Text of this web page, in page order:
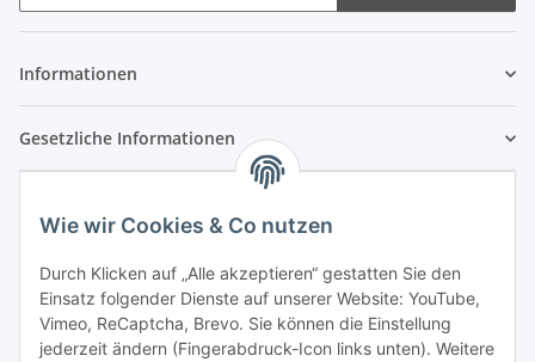
Wie wir Cookies & Co nutzen
Durch Klicken auf „Alle akzeptieren“ gestatten Sie den
Einsatz folgender Dienste auf unserer Website: YouTube,
Vimeo, ReCaptcha, Brevo. Sie können die Einstellung
jederzeit ändern (Fingerabdruck-Icon links unten). Weitere
Informationen
Gesetzliche Informationen